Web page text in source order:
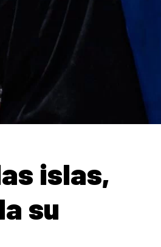
islas,
su